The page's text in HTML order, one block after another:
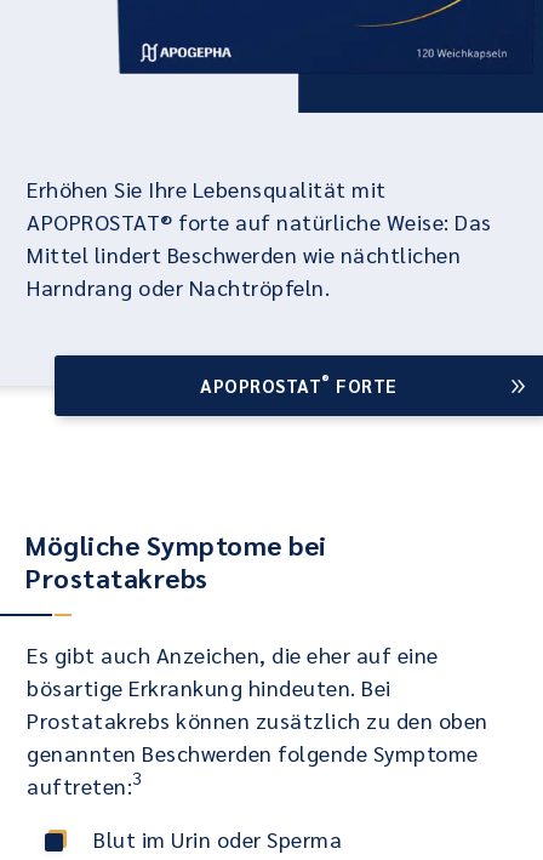
Erhöhen Sie Ihre Lebensqualität mit
APOPROSTAT® forte auf natürliche Weise: Das
Mittel lindert Beschwerden wie nächtlichen
Harndrang oder Nachtröpfeln.
APOPROSTAT® FORTE
Mögliche Symptome bei
Prostatakrebs
Es gibt auch Anzeichen, die eher auf eine
bösartige Erkrankung hindeuten. Bei
Prostatakrebs können zusätzlich zu den oben
genannten Beschwerden folgende Symptome
auftreten:3
Blut im Urin oder Sperma